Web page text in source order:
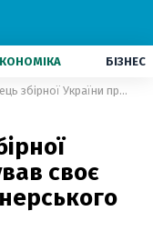
БІЗНЕС
Колишній гравець збірної України прокоментував своє призначення до тренерського штабу Мальдери
своє